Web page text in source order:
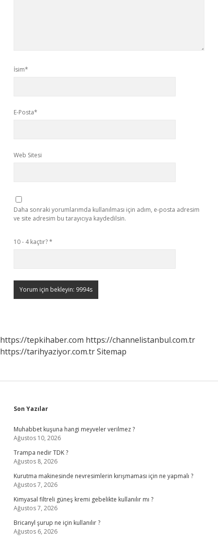
İsim*
E-Posta*
Web Sitesi
Daha sonraki yorumlarımda kullanılması için adım, e-posta adresim
ve site adresim bu tarayıcıya kaydedilsin.
10 - 4 kaçtır?*
https://tepkihaber.com https://channelistanbul.com.tr
https://tarihyaziyor.com.trSitemap
Sidebar
Son Yazılar
Muhabbet kuşuna hangi meyveler verilmez ?
Ağustos 10, 2026
Trampa nedir TDK ?
Ağustos 8, 2026
Kurutma makinesinde nevresimlerin kırışmaması için ne yapmalı ?
Ağustos 7, 2026
Kimyasal filtreli güneş kremi gebelikte kullanılır mı ?
Ağustos 7, 2026
Bricanyl şurup ne için kullanılır ?
Ağustos 6, 2026